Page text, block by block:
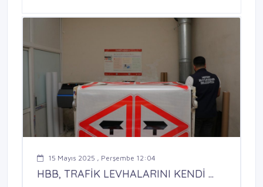
15 Mayıs 2025 , Perşembe 12:04
HBB, TRAFİK LEVHALARINI KENDİ ...